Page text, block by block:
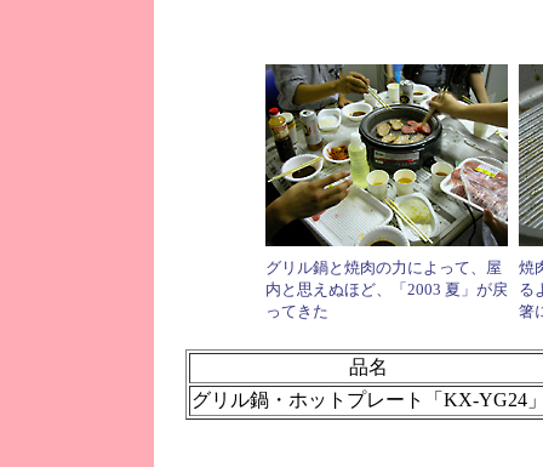
グリル鍋と焼肉の力によって、屋
内と思えぬほど、「2003 夏」が戻
ってきた
焼
る
箸
品名
グリル鍋・ホットプレート「KX-YG24